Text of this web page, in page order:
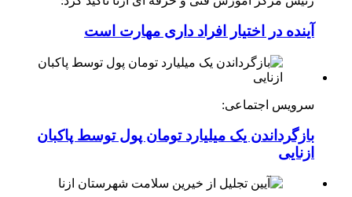
آینده در اختیار افراد داری مهارت است
سرویس اجتماعی:
بازگرداندن یک میلیارد تومان پول توسط پاکبان
ازنایی